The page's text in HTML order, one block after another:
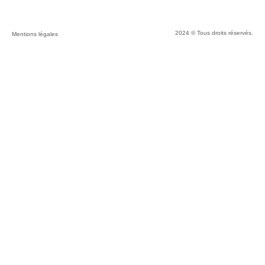
Mentions légales 2024 © Tous droits réservés.